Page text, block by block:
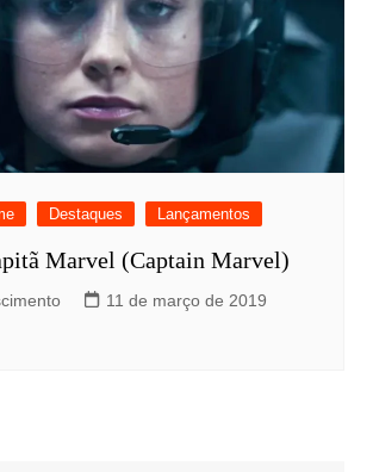
Destaques Lançamentos
Marvel (Captain Marvel)
11 de março de 2019